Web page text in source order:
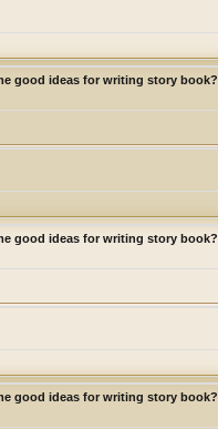
good ideas for writing story book?
good ideas for writing story book?
good ideas for writing story book?